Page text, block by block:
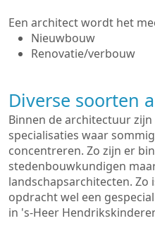
Een architect wordt het
Nieuwbouw
Renovatie/verbouw
Diverse soorten
Binnen de architectuur
specialisaties waar
concentreren. Zo zijn er
stedenbouwkundigen
landschapsarchitecten.
opdracht wel een
in 's-Heer